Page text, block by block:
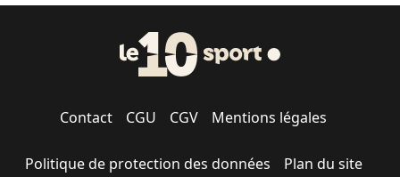
Contact CGU CGV Mentions légales
Politique de protection des données Plan du site